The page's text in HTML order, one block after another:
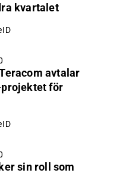
kvartalet
avtalar
för
sin roll som